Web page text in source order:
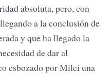
absoluta, pero, con
a la conclusión de
y que ha llegado la
de dar al
esbozado por Milei una